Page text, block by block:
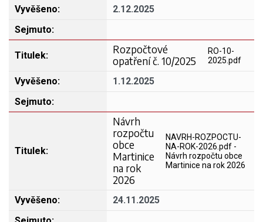
2.12.2025
Rozpočtové
opatření č. 10/2025
RO-10-
2025.pdf
1.12.2025
Návrh
rozpočtu
obce
Martinice
na rok
2026
NAVRH-ROZPOCTU-
NA-ROK-2026.pdf -
Návrh rozpočtu obce
Martinice na rok 2026
24.11.2025